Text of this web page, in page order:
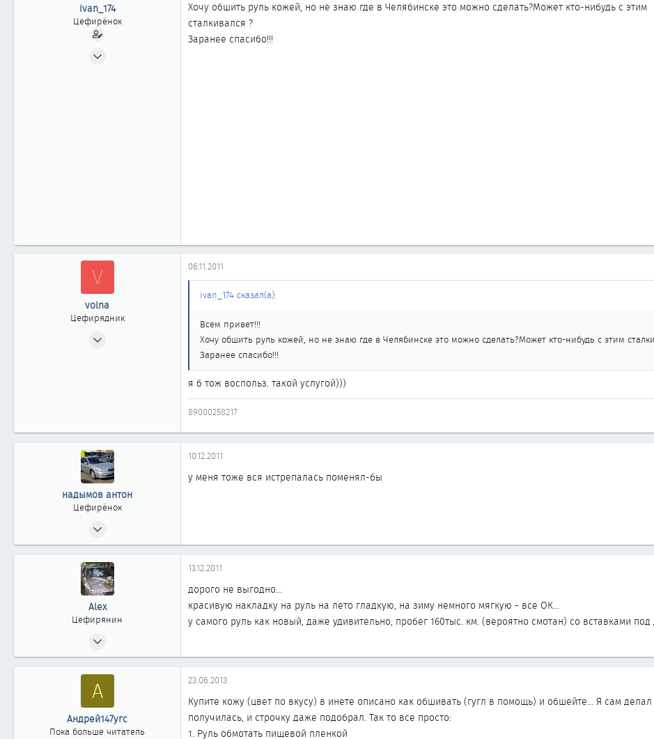
а
ivan_174
Цефирёнок
Хочу обшить руль кожей, но не знаю где в Челябинске это можно сделать?Может кто-нибудь с этим
сталкивался ?
Заранее спасибо!!!
V
volna
Цефирядник
06.11.2011
ivan_174 сказал(а):
Всем привет!!!
Хочу обшить руль кожей, но не знаю где в Челябинске это можно сделать?Может кто-нибудь с этим
Заранее спасибо!!!
я б тож воспольз. такой услугой)))
89000258217
надымов антон
Цефирёнок
19
10.12.2011
у меня тоже вся истрепалась поменял-бы
Alex
Цефирянин
360
13.12.2011
дорого не выгодно...
красивую накладку на руль на лето гладкую, на зиму немного мягкую - все ОК...
у самого руль как новый, даже удивительно, пробег 160тыс. км. (вероятно смотан) со вставками под
А
Андрей147угс
Пока больше читатель
23.06.2013
Купите кожу (цвет по вкусу) в инете описано как обшивать (гугл в помощь) и обшейте... Я сам
получилась, и строчку даже подобрал. Так то все просто:
1. Руль обмотать пищевой пленкой